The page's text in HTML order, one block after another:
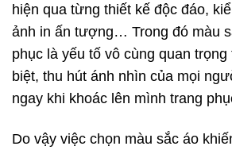
hiện qua từng thiết kế độc đáo,
ảnh in ấn tượng… Trong đó màu
phục là yếu tố vô cùng quan
biệt, thu hút ánh nhìn của mọi
ngay khi khoác lên mình trang
Do vậy việc chọn màu sắc áo